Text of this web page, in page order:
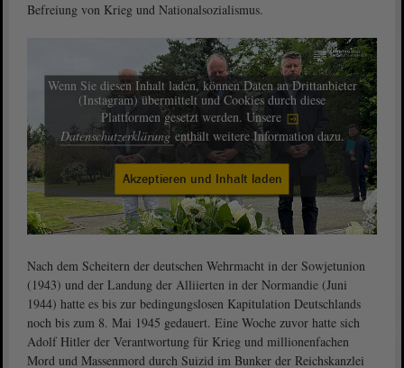
Befreiung von Krieg und Nationalsozialismus.
Wenn Sie diesen Inhalt laden, können Daten an Drittanbieter
(Instagram) übermittelt und Cookies durch diese
Plattformen gesetzt werden. Unsere
Datenschutzerklärungenthält weitere Information dazu.
Akzeptieren und Inhalt laden
Nach dem Scheitern der deutschen Wehrmacht in der Sowjetunion
(1943) und der Landung der Alliierten in der Normandie (Juni
1944) hatte es bis zur bedingungslosen Kapitulation Deutschlands
noch bis zum 8. Mai 1945 gedauert. Eine Woche zuvor hatte sich
Adolf Hitler der Verantwortung für Krieg und millionenfachen
Mord und Massenmord durch Suizid im Bunker der Reichskanzlei